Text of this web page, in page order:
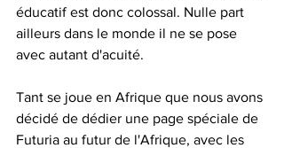
éducatif est donc colossal. Nulle part
ailleurs dans le monde il ne se pose
avec autant d'acuité.
Tant se joue en Afrique que nous avons
décidé de dédier une page spéciale de
Futuria au futur de l'Afrique, avec les